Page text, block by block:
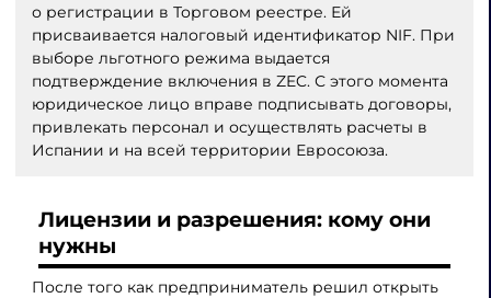
о регистрации в Торговом реестре. Ей
присваивается налоговый идентификатор NIF. При
выборе льготного режима выдается
подтверждение включения в ZEC. С этого момента
юридическое лицо вправе подписывать договоры,
привлекать персонал и осуществлять расчеты в
Испании и на всей территории Евросоюза.
Лицензии и разрешения: кому они
нужны
После того как предприниматель решил открыть